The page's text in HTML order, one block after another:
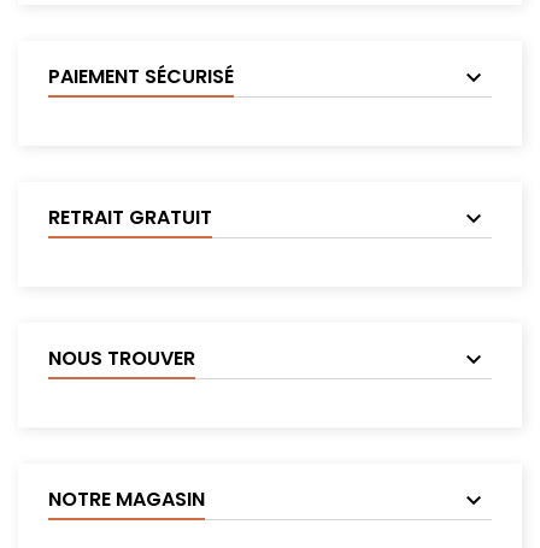
PAIEMENT SÉCURISÉ
RETRAIT GRATUIT
NOUS TROUVER
NOTRE MAGASIN